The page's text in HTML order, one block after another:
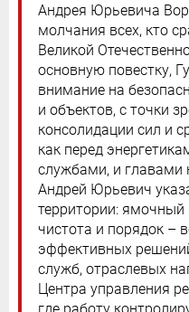
Андрея Юрьевича
молчания всех, кто
Великой
основную повестку,
внимание на
и объектов, с точки
консолидации сил и
как перед
службами, и главами
Андрей Юрьевич
территории: ямочный
чистота и порядок –
эффективных
служб, отраслевых
Центра управления